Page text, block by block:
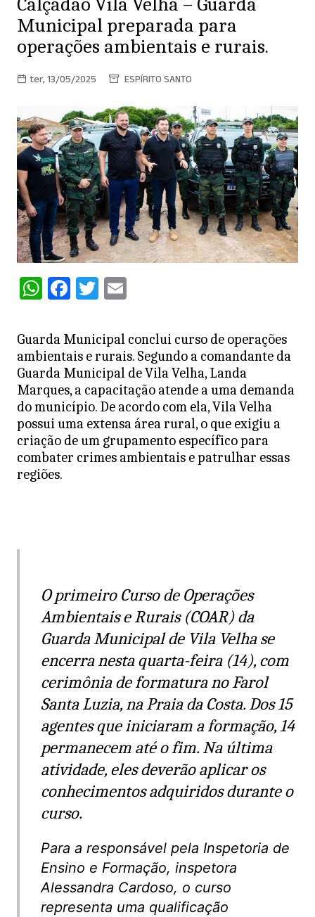
Municipal preparada para
operações ambientais e rurais.
ter, 13/05/2025 ESPÍRITO SANTO
W
at
s
A
p
p
F
c
e
b
o
o
k
T
itt
er
E
ai
l
Guarda Municipal conclui curso de operações
ambientais e rurais. Segundo a comandante da
Guarda Municipal de Vila Velha, Landa
Marques, a capacitação atende a uma demanda
do município. De acordo com ela, Vila Velha
possui uma extensa área rural, o que exigiu a
criação de um grupamento específico para
combater crimes ambientais e patrulhar essas
regiões.
O primeiro Curso de Operações
Ambientais e Rurais (COAR) da
Guarda Municipal de Vila Velha se
encerra nesta quarta-feira (14), com
cerimônia de formatura no Farol
Santa Luzia, na Praia da Costa. Dos 15
agentes que iniciaram a formação, 14
permanecem até o fim. Na última
atividade, eles deverão aplicar os
conhecimentos adquiridos durante o
curso.
Para a responsável pela Inspetoria de
Ensino e Formação, inspetora
Alessandra Cardoso, o curso
representa uma qualificação